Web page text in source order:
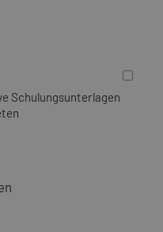
Schulungsunterlagen